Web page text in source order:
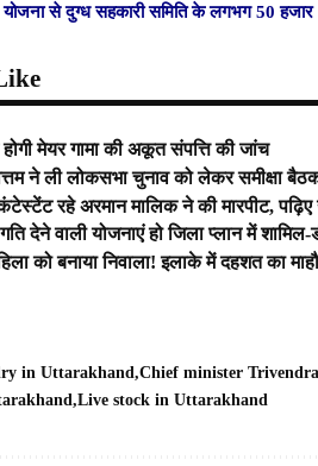
से दुग्ध सहकारी समिति के लगभग 50 हजार
मेयर गामा की अकूत संपत्ति की जांच
ने ली लोकसभा चुनाव को लेकर समीक्षा
रहे अरमान मालिक ने की मारपीट,
देने वाली योजनाएं हो जिला प्लान में शामिल-
को बनाया निवाला! इलाके में दहशत का
in Uttarakhand Chief minister
Live stock in Uttarakhand